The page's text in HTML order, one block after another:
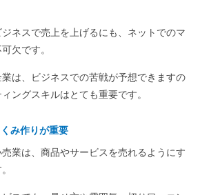
ネスで売上を上げるにも、ネットでのマ
欠です。
は、ビジネスでの苦戦が予想できますの
ングスキルはとても重要です。
み作りが重要
業は、商品やサービスを売れるようにす